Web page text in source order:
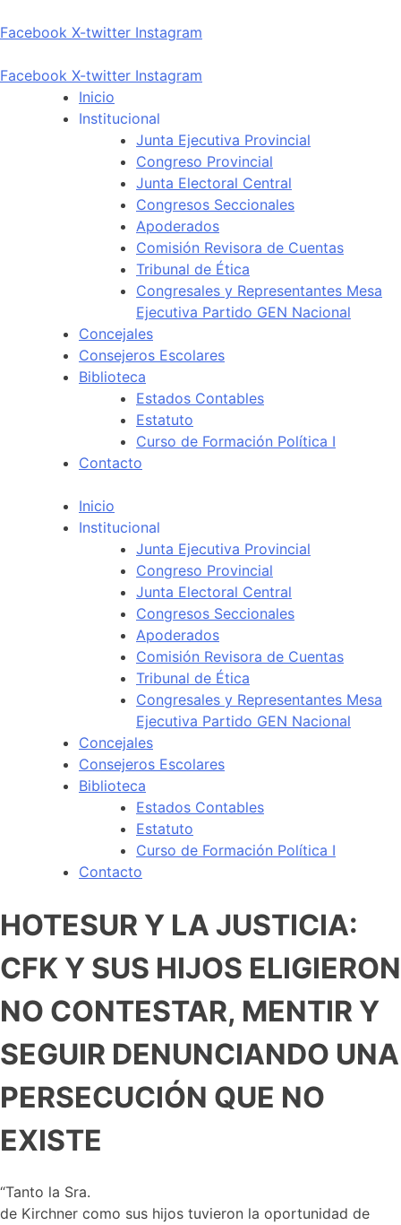
Facebook X-twitter Instagram
Facebook X-twitter Instagram
Inicio
Institucional
Junta Ejecutiva Provincial
Congreso Provincial
Junta Electoral Central
Congresos Seccionales
Apoderados
Comisión Revisora de Cuentas
Tribunal de Ética
Congresales y Representantes Mesa
Ejecutiva Partido GEN Nacional
Concejales
Consejeros Escolares
Biblioteca
Estados Contables
Estatuto
Curso de Formación Política I
Contacto
Inicio
Institucional
Junta Ejecutiva Provincial
Congreso Provincial
Junta Electoral Central
Congresos Seccionales
Apoderados
Comisión Revisora de Cuentas
Tribunal de Ética
Congresales y Representantes Mesa
Ejecutiva Partido GEN Nacional
Concejales
Consejeros Escolares
Biblioteca
Estados Contables
Estatuto
Curso de Formación Política I
Contacto
HOTESUR Y LA JUSTICIA:
CFK Y SUS HIJOS ELIGIERON
NO CONTESTAR, MENTIR Y
SEGUIR DENUNCIANDO UNA
PERSECUCIÓN QUE NO
EXISTE
“Tanto la Sra.
de Kirchner como sus hijos tuvieron la oportunidad de